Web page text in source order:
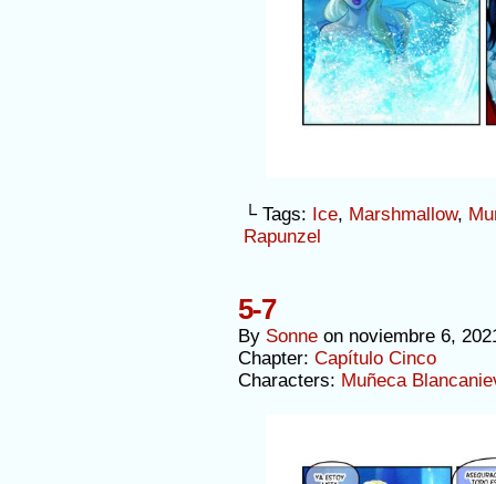
└ Tags: Ice, Marshmallow,
Rapunzel
5-7
By Sonne on noviembre 6,
Chapter: Capítulo Cinco
Characters: Muñeca